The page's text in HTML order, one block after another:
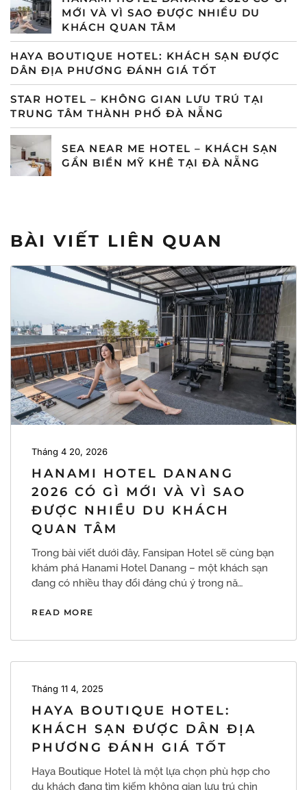
MỚI VÀ VÌ SAO ĐƯỢC NHIỀU DU
KHÁCH QUAN TÂM
HAYA BOUTIQUE HOTEL: KHÁCH SẠN ĐƯỢC
DÂN ĐỊA PHƯƠNG ĐÁNH GIÁ TỐT
STAR HOTEL – KHÔNG GIAN LƯU TRÚ TẠI
TRUNG TÂM THÀNH PHỐ ĐÀ NẴNG
SEA NEAR ME HOTEL – KHÁCH SẠN
GẦN BIỂN MỸ KHÊ TẠI ĐÀ NẴNG
BÀI VIẾT LIÊN QUAN
Tháng 4 20, 2026
HANAMI HOTEL DANANG
2026 CÓ GÌ MỚI VÀ VÌ SAO
ĐƯỢC NHIỀU DU KHÁCH
QUAN TÂM
Trong bài viết dưới đây, Fansipan Hotel sẽ cùng bạn
khám phá Hanami Hotel Danang – một khách sạn
đang có nhiều thay đổi đáng chú ý trong nă…
READ MORE
Tháng 11 4, 2025
HAYA BOUTIQUE HOTEL:
KHÁCH SẠN ĐƯỢC DÂN ĐỊA
PHƯƠNG ĐÁNH GIÁ TỐT
Haya Boutique Hotel là một lựa chọn phù hợp cho
du khách đang tìm kiếm không gian lưu trú chỉn